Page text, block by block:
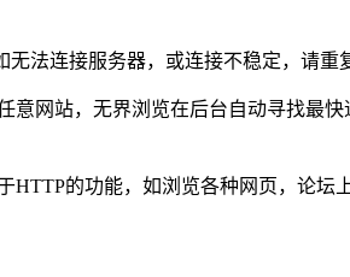
法连接服务器，或连接不稳定，请重
意网站，无界浏览在后台自动寻找最
的功能，如浏览各种网页，论